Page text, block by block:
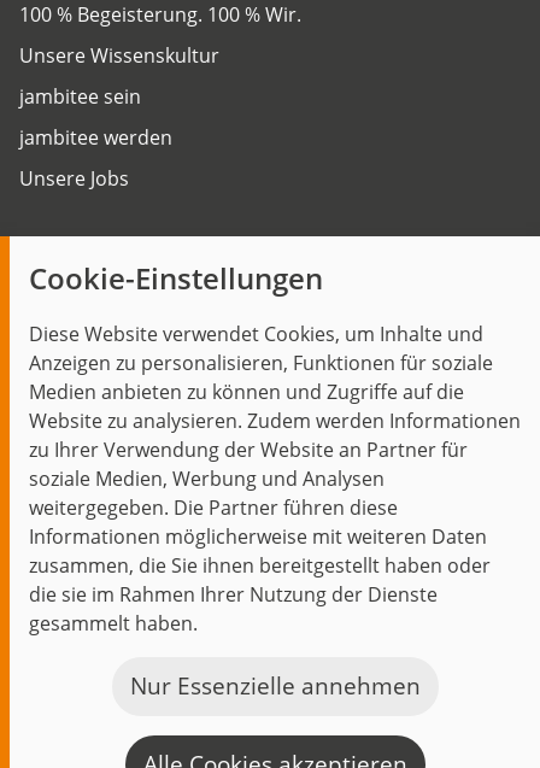
Cookie-Einstellungen
Diese Website verwendet Cookies, um Inhalte und
Anzeigen zu personalisieren, Funktionen für soziale
Medien anbieten zu können und Zugriffe auf die
Website zu analysieren. Zudem werden Informationen
zu Ihrer Verwendung der Website an Partner für
soziale Medien, Werbung und Analysen
weitergegeben. Die Partner führen diese
Informationen möglicherweise mit weiteren Daten
zusammen, die Sie ihnen bereitgestellt haben oder
die sie im Rahmen Ihrer Nutzung der Dienste
gesammelt haben.
Nur Essenzielle annehmen
100 % Begeisterung. 100 % Wir.
Unsere Wissenskultur
jambitee sein
jambitee werden
Unsere Jobs
Themen im Fokus
Events
Start Datenschutz Impressum
Kontakt
jambit auf instagramjambit auf kununujambit auf linkedin
© 1999–2026 jambit GmbH. Alle Rechte vorbehalten.